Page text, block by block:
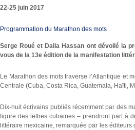
22-25 juin 2017
Programmation du Marathon des mots
Serge Roué et Dalia Hassan ont dévoilé la
vous de la 13e édition de la manifestation
Le Marathon des mots traverse l’Atlantique et
Centrale (Cuba, Costa Rica, Guatemala, Haïti,
Dix-huit écrivains publiés récemment par des
figure des lettres cubaines – prendront part à
littéraire mexicaine, remarquée par les